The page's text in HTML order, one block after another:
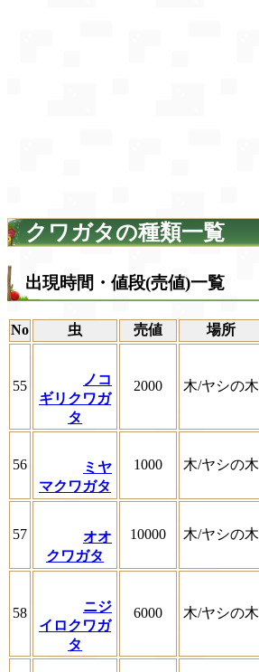
クワガタの種類一覧
出現時間・値段(売値)一覧
No 虫 売値 場所
55
ノコ
ギリクワガ
タ
2000 木/ヤシの木
56
ミヤ
マクワガタ
1000 木/ヤシの木
57
オオ
クワガタ
10000 木/ヤシの木
58
ニジ
イロクワガ
タ
6000 木/ヤシの木